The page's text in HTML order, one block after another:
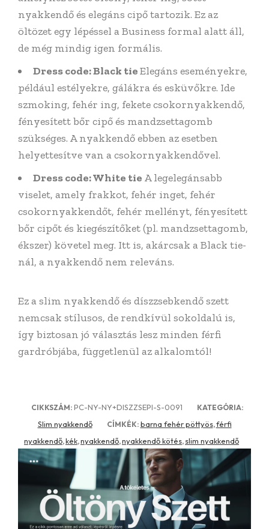
nyakkendő és elegáns cipő tartozik. Ez az
öltözet egy lépéssel a Business formal alatt áll,
de még mindig igen formális.
Dress code: Black tieElegáns eseményekre,
például estélyekre, gálákra és esküvőkre. Ide
szmoking, fehér ing, fekete csokornyakkendő,
fényesített bőr cipő és mandzsettagomb
szükséges. A nyakkendő ebben az esetben
helyettesítve van a csokornyakkendővel.
Dress code: White tie A legelegánsabb
viselet, amely frakkot, fehér inget, fehér
csokornyakkendőt, fehér mellényt, fényesített
bőr cipőt és kiegészítőket (pl. mandzsettagomb,
ékszer) követel meg. Itt is, akárcsak a Black tie-
nál, a nyakkendő nem releváns.
Ez a slim nyakkendő és díszzsebkendő szett
nemcsak stílusos, de rendkívül sokoldalú is,
így biztosan jó választás lesz minden férfi
gardróbjába, függetlenül az alkalomtól!
CIKKSZÁM: PC-NY-NY+DISZZSEPI-S-0091 KATEGÓRIA:
Slim nyakkendő CÍMKÉK: barna fehér pöttyös,férfi
nyakkendő,kék,nyakkendő,nyakkendő kötés, slim nyakkendő